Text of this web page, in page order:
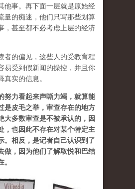
他事。再下面一层就是原始经
的痴迷，他们只写那些划算
，甚至都不必考虑上层的经济
者的偏见，这些人的受教育程
易受到假新闻的操控，并且你
真实的信息。
努力看起来声嘶力竭，就算能
是皮毛之举，审查存在的地方
大多数审查是不被承认的，因
，也因此不存在对某个特定主
。相反，是记者自己认识到了
做，因为他们了解取悦和巴结